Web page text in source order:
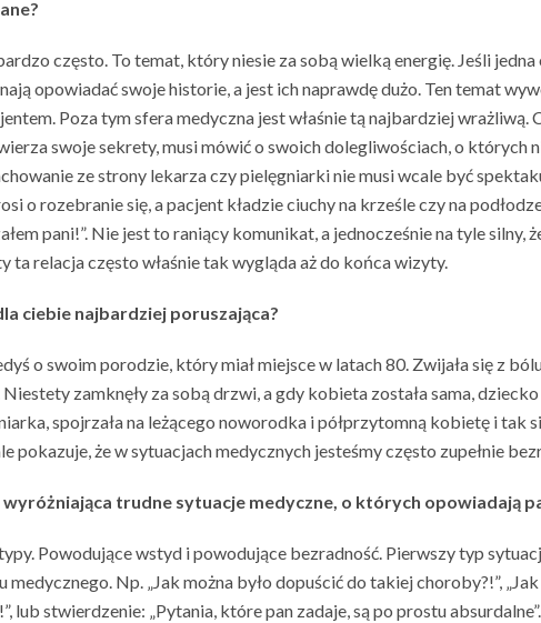
często. To temat, który niesie za sobą wielką energię. Jeśli
opowiadać swoje historie, a jest ich naprawdę dużo. Ten temat
Poza tym sfera medyczna jest właśnie tą najbardziej
swoje sekrety, musi mówić o swoich dolegliwościach, o których
ze strony lekarza czy pielęgniarki nie musi wcale być
o rozebranie się, a pacjent kładzie ciuchy na krześle czy na
pani!”. Nie jest to raniący komunikat, a jednocześnie na tyle
ta relacja często właśnie tak wygląda aż do końca wizyty.
ciebie najbardziej poruszająca?
o swoim porodzie, który miał miejsce w latach 80. Zwijała się z
zamknęły za sobą drzwi, a gdy kobieta została sama,
spojrzała na leżącego noworodka i półprzytomną kobietę i tak
pokazuje, że w sytuacjach medycznych jesteśmy często zupełnie
trudne sytuacje medyczne, o których opowiadają
Powodujące wstyd i powodujące bezradność. Pierwszy typ
Np. „Jak można było dopuścić do takiej choroby?!”,
lub stwierdzenie: „Pytania, które pan zadaje, są po prostu